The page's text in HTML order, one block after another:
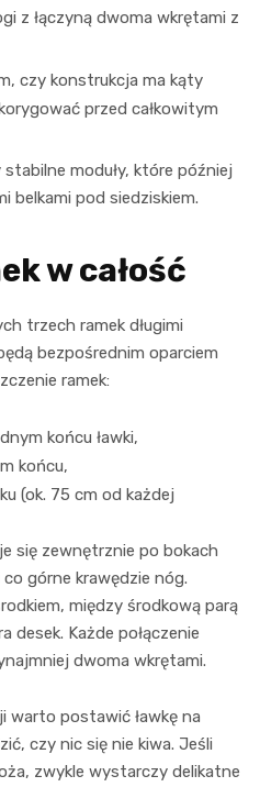
z łączyną dwoma wkrętami z
czy konstrukcja ma kąty
przed całkowitym
moduły, które później
belkami pod siedziskiem.
w całość
trzech ramek długimi
bezpośrednim oparciem
ramek:
końcu ławki,
końcu,
(ok. 75 cm od każdej
się zewnętrznie po bokach
górne krawędzie nóg.
między środkową parą
desek. Każde połączenie
dwoma wkrętami.
warto postawić ławkę na
czy nic się nie kiwa. Jeśli
zwykle wystarczy delikatne